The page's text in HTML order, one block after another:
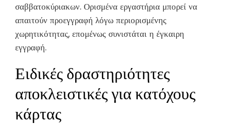
σαββατοκύριακων. Ορισμένα εργαστήρια μπορεί να
απαιτούν προεγγραφή λόγω περιορισμένης
χωρητικότητας, επομένως συνιστάται η έγκαιρη
εγγραφή.
Ειδικές δραστηριότητες
αποκλειστικές για κατόχους
κάρτας